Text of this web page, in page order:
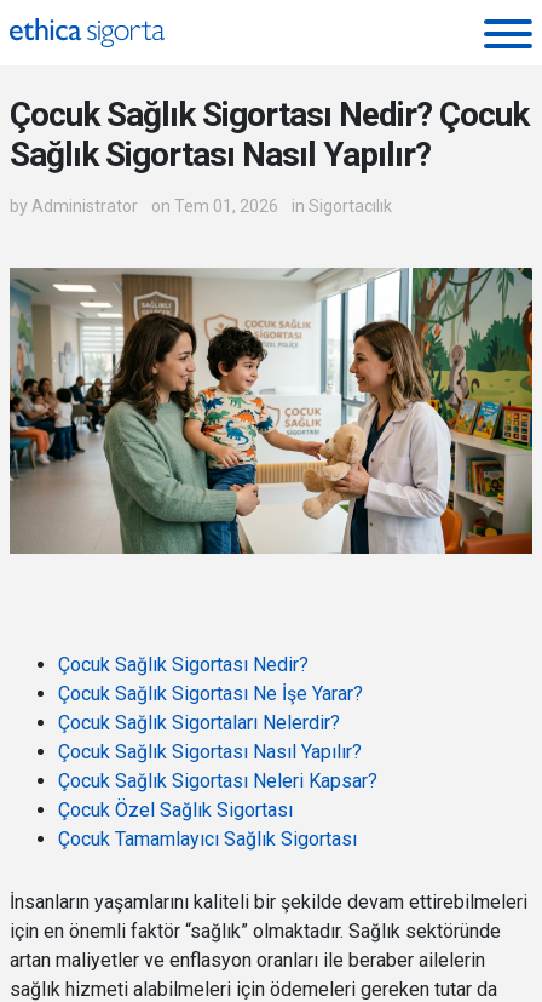
Çocuk Sağlık Sigortası Nedir? Çocuk
Sağlık Sigortası Nasıl Yapılır?
by Administrator on Tem 01, 2026 in Sigortacılık
Çocuk Sağlık Sigortası Nedir?
Çocuk Sağlık Sigortası Ne İşe Yarar?
Çocuk Sağlık Sigortaları Nelerdir?
Çocuk Sağlık Sigortası Nasıl Yapılır?
Çocuk Sağlık Sigortası Neleri Kapsar?
Çocuk Özel Sağlık Sigortası
Çocuk Tamamlayıcı Sağlık Sigortası
İnsanların yaşamlarını kaliteli bir şekilde devam ettirebilmeleri
için en önemli faktör “sağlık” olmaktadır. Sağlık sektöründe
artan maliyetler ve enflasyon oranları ile beraber ailelerin
sağlık hizmeti alabilmeleri için ödemeleri gereken tutar da